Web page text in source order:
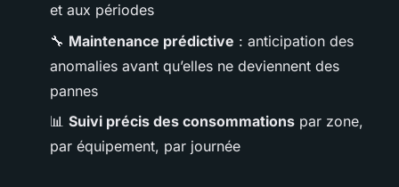
et aux périodes
🔧 Maintenance prédictive : anticipation des
anomalies avant qu’elles ne deviennent des
pannes
📊 Suivi précis des consommations par zone,
par équipement, par journée